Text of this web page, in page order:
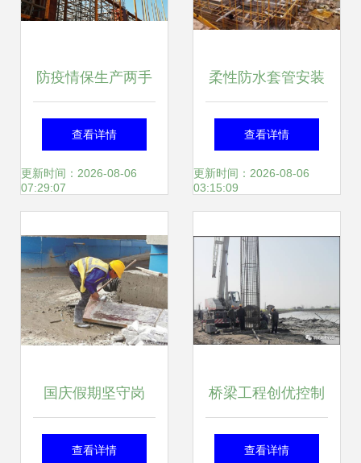
防疫情保生产两手
硬 福州现代物流城
跑出建设招商“加速
查看详情
更新时间：2026-08-06
07:29:07
柔性防水套管安装
工程施工管理规定
查看详情
更新时间：2026-08-06
03:15:09
国庆假期坚守岗
位，天鑫未来社区
查看详情
桥梁工程创优控制
施工方法解析 一看
查看详情